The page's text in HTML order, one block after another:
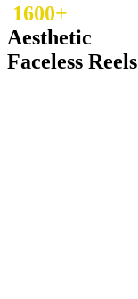
1600+
Aesthetic
Faceless Reels